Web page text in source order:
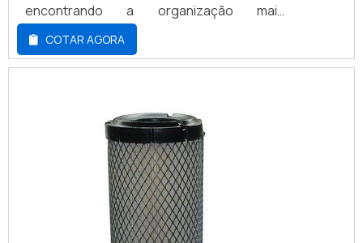
encontrando a organização mais
competente do ramo.Quando o desejo é
por filtro de ar empilhadeira Hyster, com os
melhores profissionais da Cristal Parts irá
opções personalizadas para a
movimentação de materiais.UM POUCO
MAIS SOBRE FILTRO D...
COTAR AGORA